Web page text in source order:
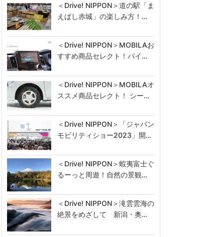
＜Drive! NIPPON＞道の駅「ま
えばし赤城」の楽しみ方！…
＜Drive! NIPPON＞MOBILAお
すすめ商品セレクト！パイ…
＜Drive! NIPPON＞MOBILAオ
ススメ商品セレクト！ シー…
＜Drive! NIPPON＞「ジャパン
モビリティショー2023」開…
＜Drive! NIPPON＞蝦夷富士ぐ
るーっと周遊！自然の景観…
＜Drive! NIPPON＞滝雲雲海の
絶景をめざして 新潟・奥…